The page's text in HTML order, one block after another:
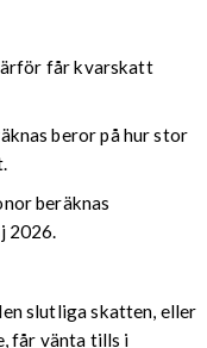
får kvarskatt
beror på hur stor
beräknas
2026.
slutliga skatten, eller
får vänta tills i